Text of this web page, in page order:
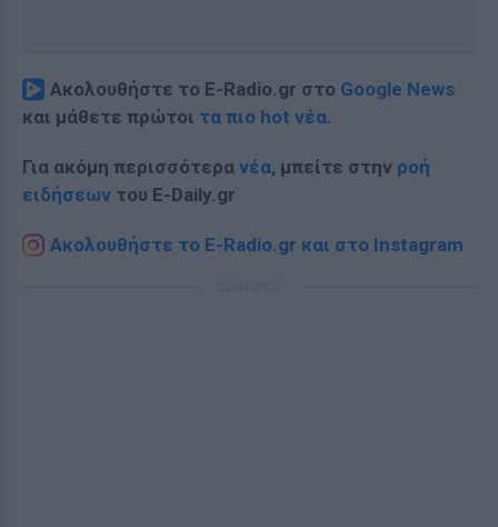
Ακολουθήστε το E-Radio.gr στο Google News
και μάθετε πρώτοι τα πιο hot νέα.
Για ακόμη περισσότερα νέα, μπείτε στην ροή
ειδήσεων του E-Daily.gr
Ακολουθήστε το E-Radio.gr και στο Instagram